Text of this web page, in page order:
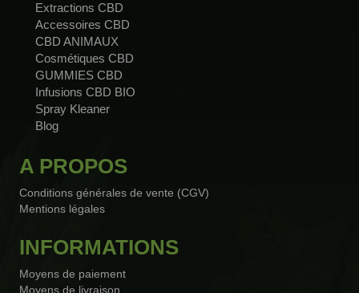
Extractions CBD
Accessoires CBD
CBD ANIMAUX
Cosmétiques CBD
GUMMIES CBD
Infusions CBD BIO
Spray Kleaner
Blog
A PROPOS
Conditions générales de vente (CGV)
Mentions légales
INFORMATIONS
Moyens de paiement
Moyens de livraison